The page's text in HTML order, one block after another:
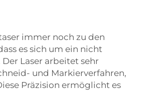
immer noch zu den
es sich um ein nicht
Laser arbeitet sehr
und Markierverfahren,
Präzision ermöglicht es